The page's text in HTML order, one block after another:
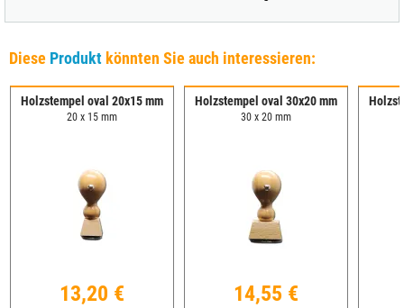
Diese Produkt könnten Sie auch interessieren:
Holzstempel oval 20x15 mm
20 x 15 mm
13,20 €
Holzstempel oval 30x20 mm
30 x 20 mm
14,55 €